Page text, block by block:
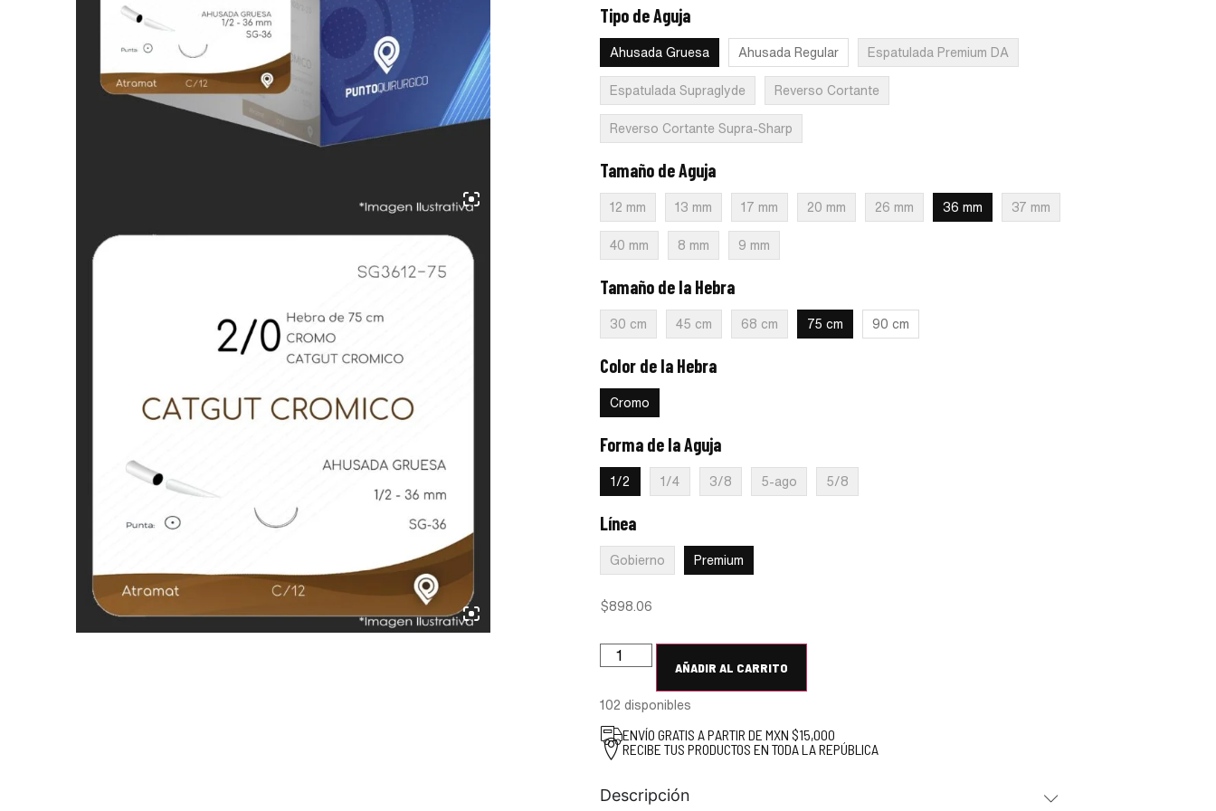
Tipo de Aguja
Ahusada Gruesa Ahusada Regular Espatulada Premium DA
Espatulada Supraglyde Reverso Cortante
Reverso Cortante Supra-Sharp
Tamaño de Aguja
12 mm 13 mm 17 mm 20 mm 26 mm 36 mm 37 mm
40 mm 8 mm 9 mm
Tamaño de la Hebra
30 cm 45 cm 68 cm 75 cm 90 cm
Color de la Hebra
Cromo
Forma de la Aguja
1/2 1/4 3/8 5-ago 5/8
Línea
Gobierno Premium
$898.06
AÑADIR AL CARRITO
102 disponibles
ENVÍO GRATIS A PARTIR DE MXN $15,000
RECIBE TUS PRODUCTOS EN TODA LA REPÚBLICA
Descripción